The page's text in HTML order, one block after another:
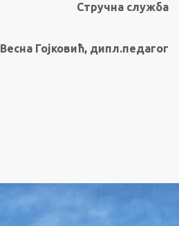
Стручна служба
Весна Гојковић, дипл.педагог